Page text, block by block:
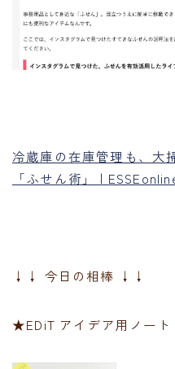
冷蔵庫の在庫管理も、大
「ふせん術」 |
↓↓ 今日の相棒 ↓↓
★EDiT アイデア用ノート